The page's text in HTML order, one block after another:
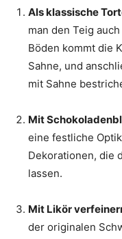
Als klassische
man den Teig
Böden kommt die
Sahne, und
mit Sahne
Mit
eine festliche
Dekorationen, die
lassen.
Mit Likör
der originalen